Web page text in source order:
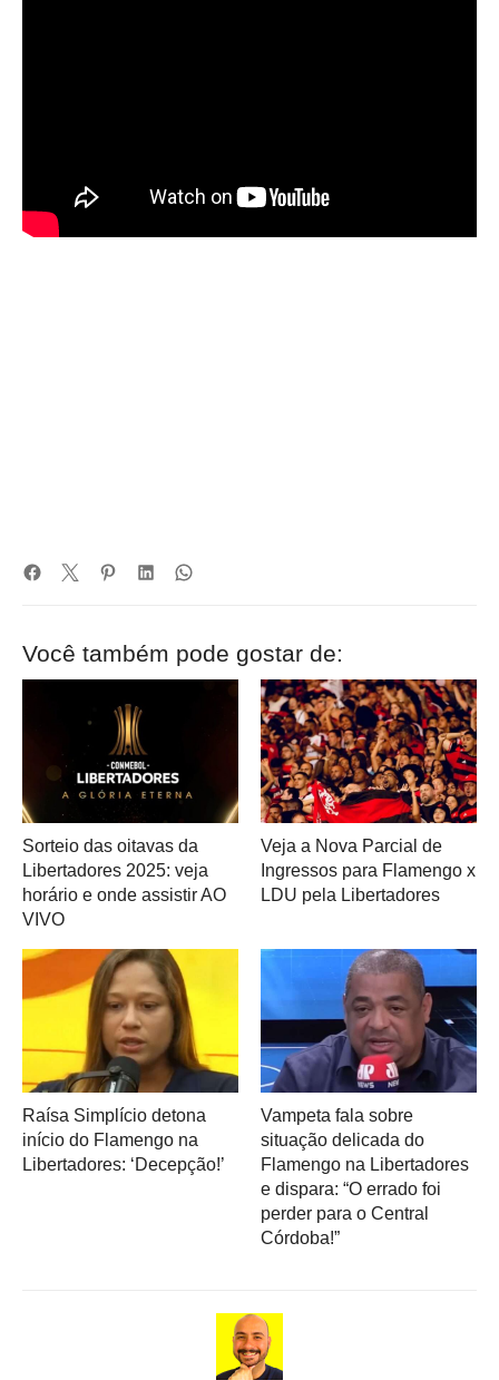
Você também pode gostar de:
Sorteio das oitavas da
Libertadores 2025: veja
horário e onde assistir AO
VIVO
Veja a Nova Parcial de
Ingressos para Flamengo x
LDU pela Libertadores
Raísa Simplício detona
início do Flamengo na
Libertadores: ‘Decepção!’
Vampeta fala sobre
situação delicada do
Flamengo na Libertadores
e dispara: “O errado foi
perder para o Central
Córdoba!”